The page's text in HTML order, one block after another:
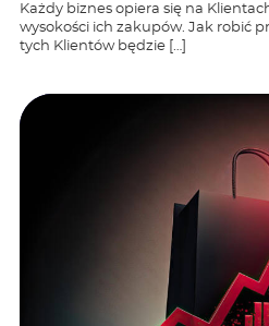
Każdy biznes opiera się na
wysokości ich zakupów. Jak robić
tych Klientów będzie […]